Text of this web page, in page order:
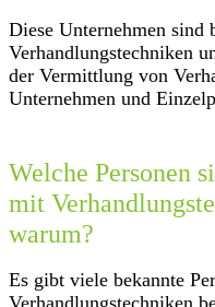
Diese Unternehmen
Verhandlungstechniken
der Vermittlung von
Unternehmen und
Welche Personen
mit
warum?
Es gibt viele bekannte